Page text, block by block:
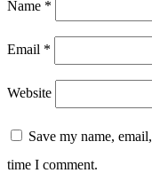
Name *
Email *
Website
Save my name,
time I comment.